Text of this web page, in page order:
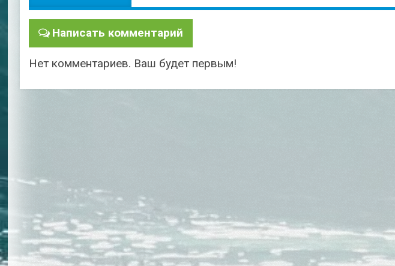
Написать комментарий
Нет комментариев. Ваш будет первым!